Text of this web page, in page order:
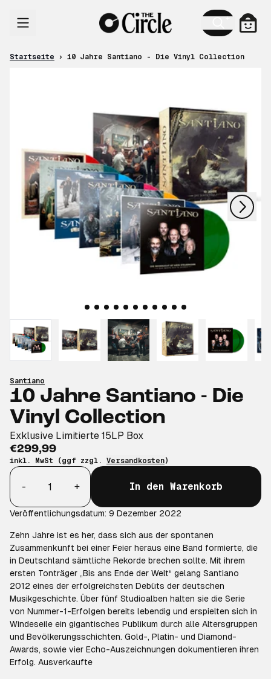
Startseite › 10 Jahre Santiano - Die Vinyl Collection
vorheriges
nächstes
Santiano
10 Jahre Santiano - Die
Vinyl Collection
Exklusive Limitierte 15LP Box
€299,99
inkl. MwSt (ggf zzgl. Versandkosten)
Anzahl
-
+ In den Warenkorb
Veröffentlichungsdatum: 9 Dezember 2022
Zehn Jahre ist es her, dass sich aus der spontanen
Zusammenkunft bei einer Feier heraus eine Band formierte, die
in Deutschland sämtliche Rekorde brechen sollte. Mit ihrem
ersten Tonträger „Bis ans Ende der Welt“ gelang Santiano
2012 eines der erfolgreichsten Debüts der deutschen
Musikgeschichte. Über fünf Studioalben halten sie die Serie
von Nummer-1-Erfolgen bereits lebendig und erspielten sich in
Windeseile ein gigantisches Publikum durch alle Altersgruppen
und Bevölkerungsschichten. Gold-, Platin- und Diamond-
Awards, sowie vier Echo-Auszeichnungen dokumentieren ihren
Erfolg. Ausverkaufte